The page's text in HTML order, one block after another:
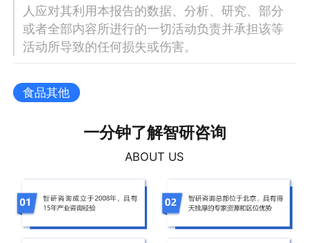
人应对其利用本报告的数据、分析、研究、部分
或者全部内容所进行的一切活动负责并承担该等
活动所导致的任何损失或伤害。
食品其他
一分钟了解智研咨询
ABOUT US